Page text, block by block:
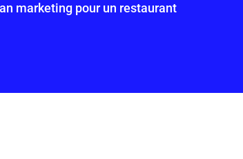
marketing pour un restaurant